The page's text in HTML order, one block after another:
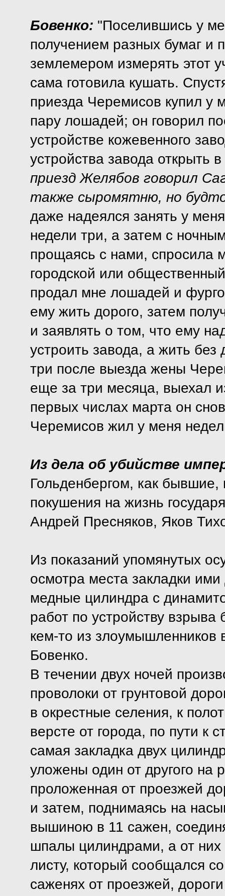
Бовенко: "Поселившись у
получением разных бумаг и
землемером измерять этот
сама готовила кушать.
приезда Черемисов купил у
пару лошадей; он говорил
устройстве кожевенного
устройства завода
приезд Желябов говорил
также сыромятню, но
даже надеялся занять у
недели три, а затем с
прощаясь с нами, спросила
городской или
продал мне лошадей и
ему жить дорого, затем
и заявлять о том, что ему
устроить завода, а жить
три после выезда жены
еще за три месяца, выехал
первых числах марта он
Черемисов жил у меня
Из дела об убийстве
Гольденбергом, как
покушения на жизнь
Андрей Пресняков, Яков
Из показаний упомянутых
осмотра места закладки
медные цилиндра с
работ по устройству
кем-то из злоумышленников
Бовенко.
В течении двух ночей
проволоки от грунтовой
в окрестные селения, к
версте от города, по пути к
самая закладка двух
уложены один от другого на
проложенная от проезжей
и затем, поднимаясь на
вышиною в 11 сажен,
шпалы цилиндрами, а от
листу, который сообщался
саженях от проезжей,